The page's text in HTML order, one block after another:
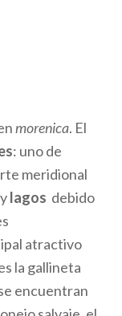
morenica. El
: uno de
meridional
lagos debido
atractivo
la gallineta
encuentran